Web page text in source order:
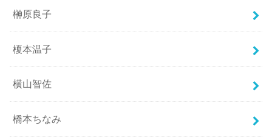
榊原良子
榎本温子
横山智佐
橋本ちなみ